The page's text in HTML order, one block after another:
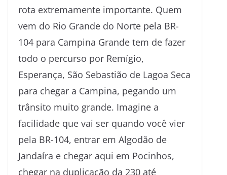
rota extremamente importante. Quem
vem do Rio Grande do Norte pela BR-
104 para Campina Grande tem de fazer
todo o percurso por Remígio,
Esperança, São Sebastião de Lagoa Seca
para chegar a Campina, pegando um
trânsito muito grande. Imagine a
facilidade que vai ser quando você vier
pela BR-104, entrar em Algodão de
Jandaíra e chegar aqui em Pocinhos,
chegar na duplicação da 230 até